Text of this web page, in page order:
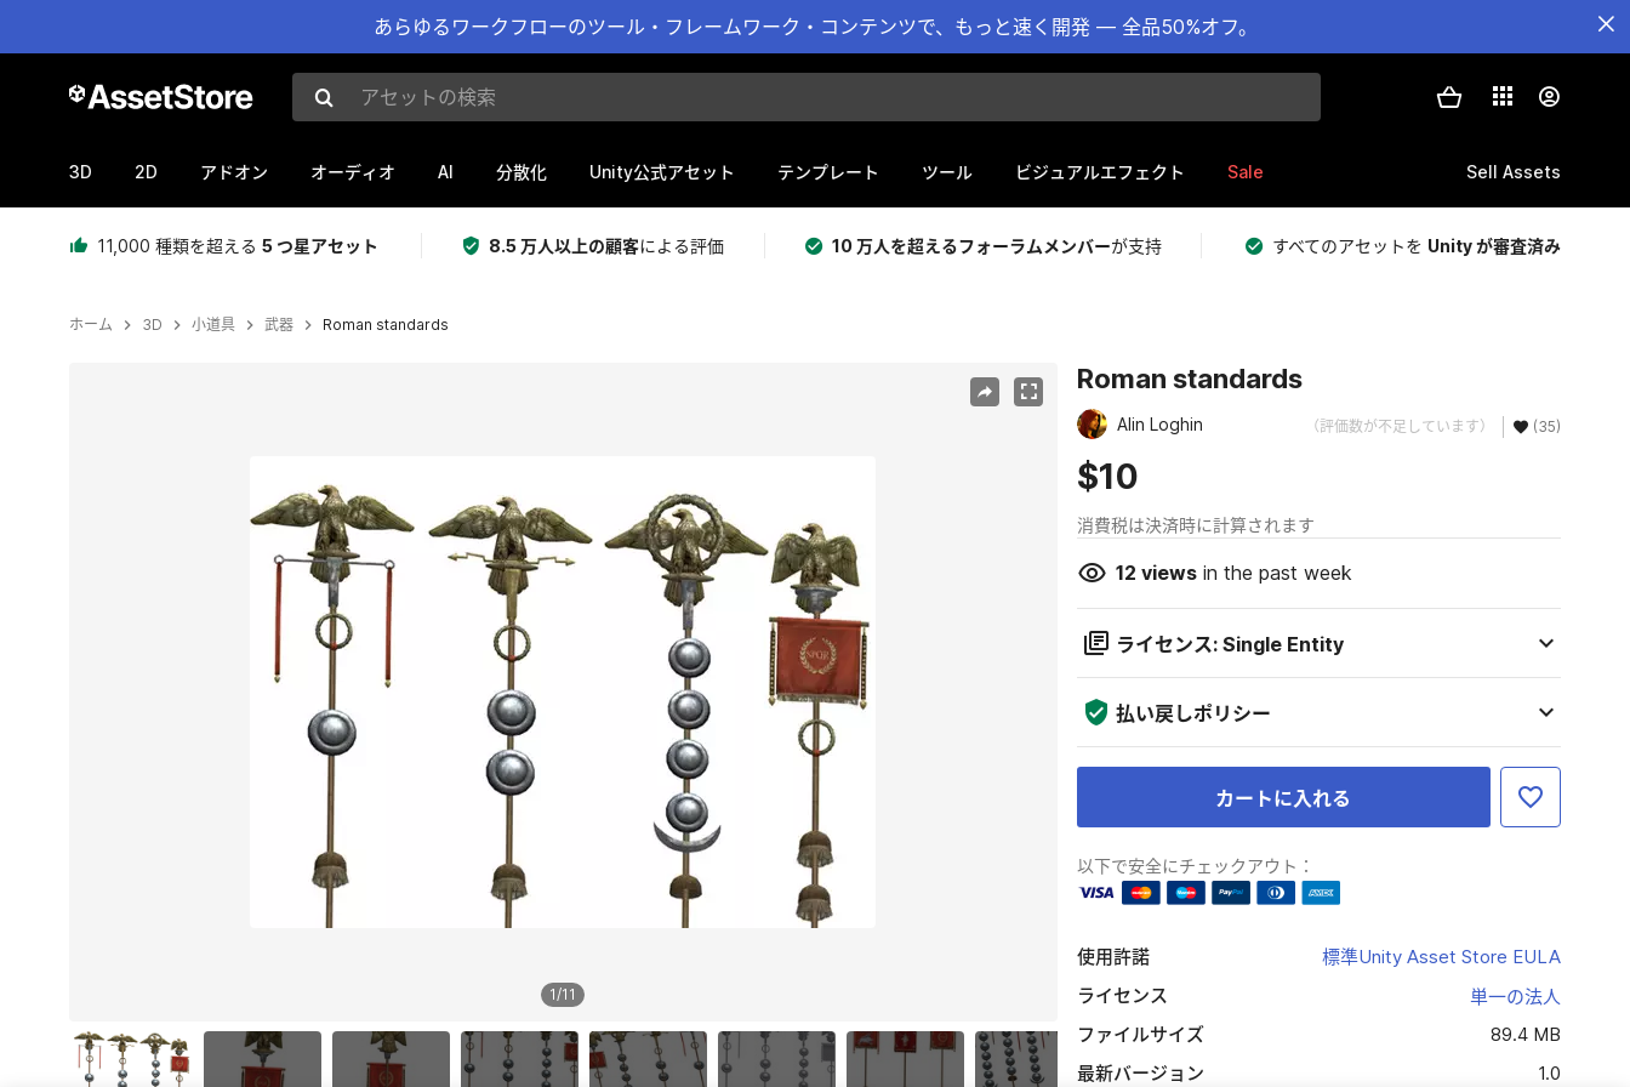
あらゆるワークフローのツール・フレームワーク・コンテンツで、もっと速く開発 — 全品50%オフ。
アセットの検索
3D 2D アドオン オーディオ AI 分散化 Unity公式アセット テンプレート ツール ビジュアルエフェクト Sale Sell Assets
11,000 種類を超える 5 つ星アセット 8.5 万人以上の顧客による評価 10 万人を超えるフォーラムメンバーが支持 すべてのアセットを Unity が審査済み
ホーム 3D 小道具 武器 Roman standards
1/11
Roman standards
Alin Loghin （評価数が不足しています） (35)
$10
消費税は決済時に計算されます
12 viewsin the past week
ライセンス: Single Entity
払い戻しポリシー
カートに入れる
以下で安全にチェックアウト：
使用許諾
標準Unity Asset Store EULA
ライセンス
単一の法人
ファイルサイズ
89.4 MB
最新バージョン
1.0